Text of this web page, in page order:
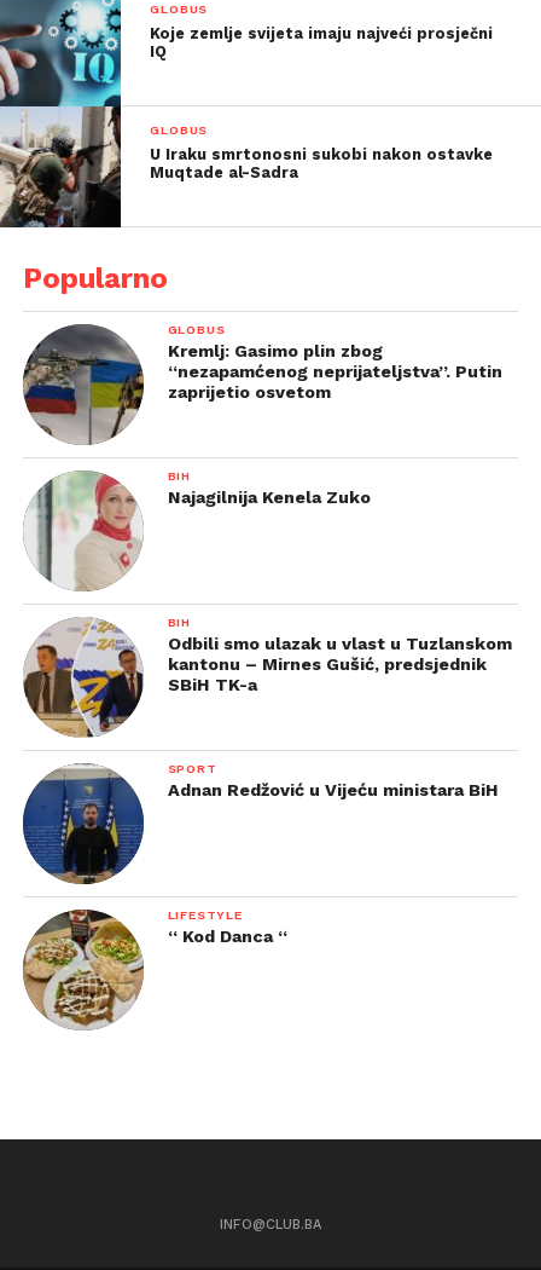
GLOBUS
Koje zemlje svijeta imaju najveći prosječni
IQ
GLOBUS
U Iraku smrtonosni sukobi nakon ostavke
Muqtade al-Sadra
Popularno
GLOBUS
Kremlj: Gasimo plin zbog
“nezapamćenog neprijateljstva”. Putin
zaprijetio osvetom
BIH
Najagilnija Kenela Zuko
BIH
Odbili smo ulazak u vlast u Tuzlanskom
kantonu – Mirnes Gušić, predsjednik
SBiH TK-a
SPORT
Adnan Redžović u Vijeću ministara BiH
LIFESTYLE
“ Kod Danca “
INFO@CLUB.BA